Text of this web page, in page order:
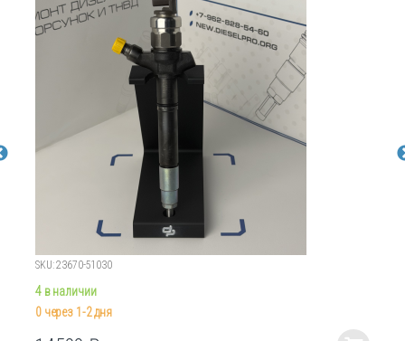
SKU: 23670-51030
4 в наличии
0 через 1-2 дня